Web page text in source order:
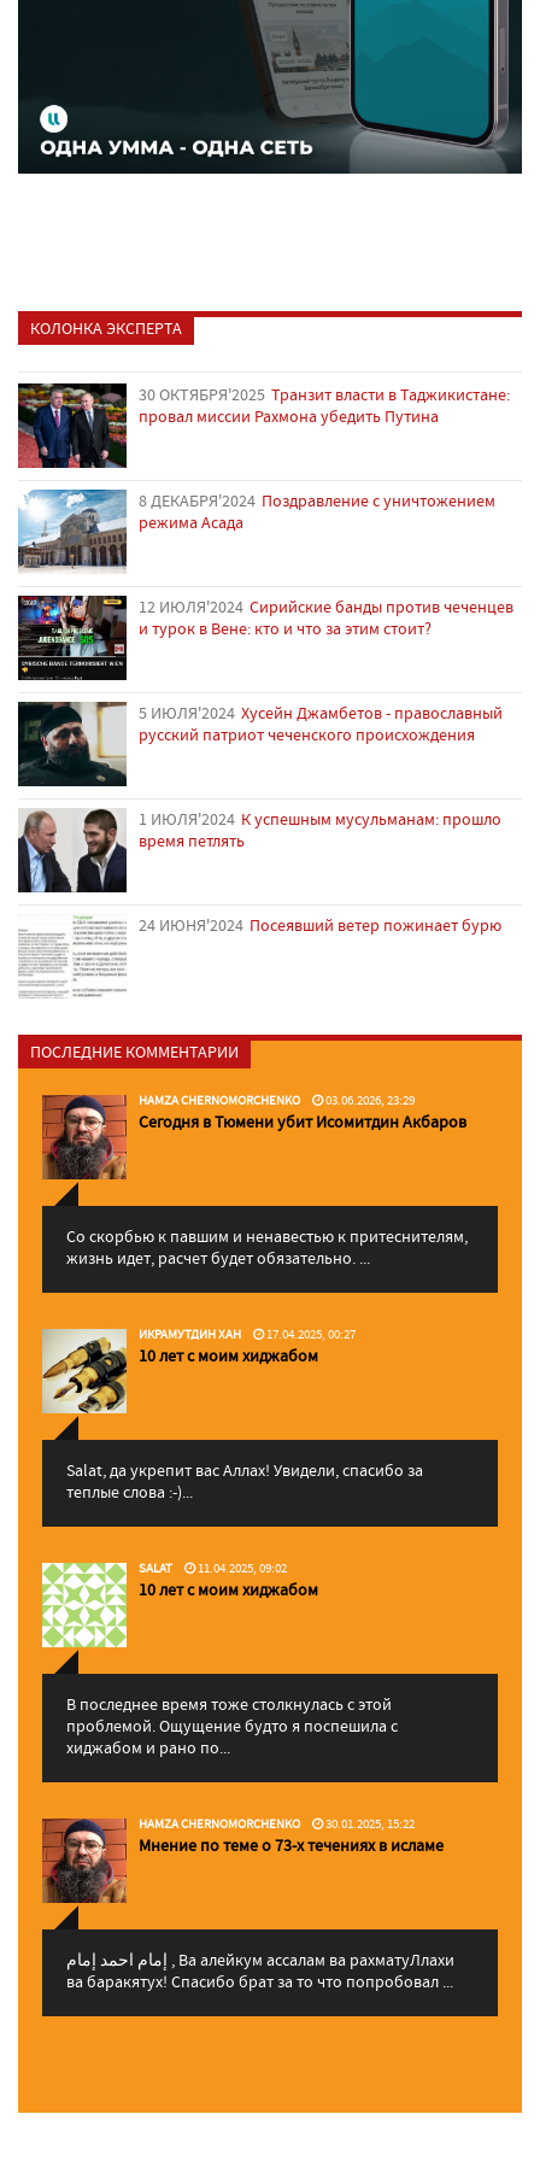
КОЛОНКА ЭКСПЕРТА
30 ОКТЯБРЯ'2025 Транзит власти в Таджикистане:
провал миссии Рахмона убедить Путина
8 ДЕКАБРЯ'2024 Поздравление с уничтожением
режима Асада
12 ИЮЛЯ'2024 Сирийские банды против чеченцев
и турок в Вене: кто и что за этим стоит?
5 ИЮЛЯ'2024 Хусейн Джамбетов - православный
русский патриот чеченского происхождения
1 ИЮЛЯ'2024 К успешным мусульманам: прошло
время петлять
24 ИЮНЯ'2024 Посеявший ветер пожинает бурю
ПОСЛЕДНИЕ КОММЕНТАРИИ
HAMZA CHERNOMORCHENKO 03.06.2026, 23:29
Сегодня в Тюмени убит Исомитдин Акбаров
Со скорбью к павшим и ненавестью к притеснителям,
жизнь идет, расчет будет обязательно. ...
ИКРАМУТДИН ХАН 17.04.2025, 00:27
10 лет с моим хиджабом
Salat, да укрепит вас Аллаx! Увидели, спасибо за
теплые слова :-)...
SALAT 11.04.2025, 09:02
10 лет с моим хиджабом
В последнее время тоже столкнулась с этой
проблемой. Ощущение будто я поспешила с
хиджабом и рано по...
HAMZA CHERNOMORCHENKO 30.01.2025, 15:22
Мнение по теме о 73-х течениях в исламе
إمام احمد إمام , Ва алейкум ассалам ва рахматуЛлахи
ва баракятух! Спасибо брат за то что попробовал ...